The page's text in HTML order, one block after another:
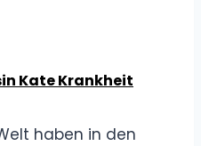
Kate Krankheit
haben in den